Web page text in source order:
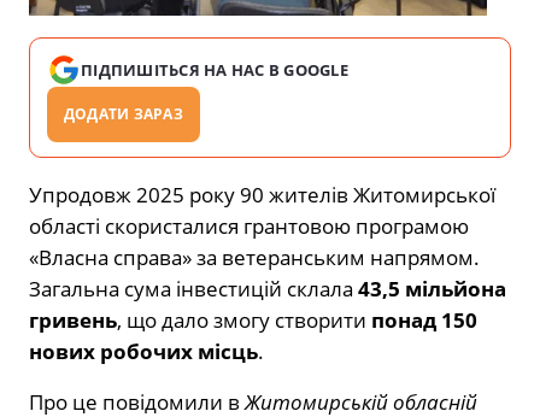
ПІДПИШІТЬСЯ НА НАС В GOOGLE
ДОДАТИ ЗАРАЗ
Упродовж 2025 року 90 жителів Житомирської
області скористалися грантовою програмою
«Власна справа» за ветеранським напрямом.
Загальна сума інвестицій склала 43,5 мільйона
гривень, що дало змогу створити понад 150
нових робочих місць.
Про це повідомили вЖитомирській обласній